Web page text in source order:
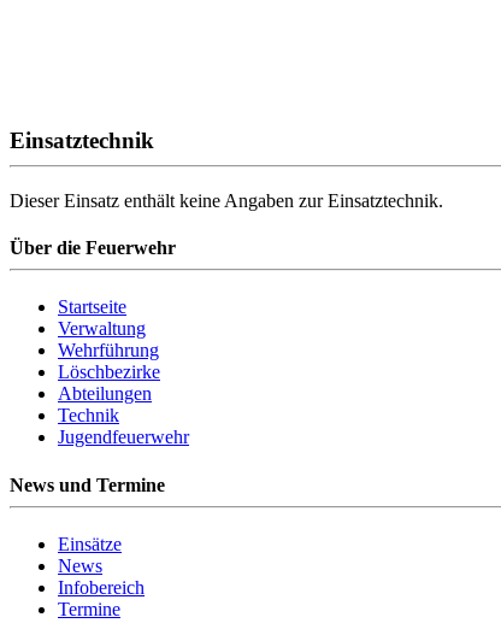
Einsatztechnik
Dieser Einsatz enthält keine Angaben zur Einsatztechnik.
Über die Feuerwehr
Startseite
Verwaltung
Wehrführung
Löschbezirke
Abteilungen
Technik
Jugendfeuerwehr
News und Termine
Einsätze
News
Infobereich
Termine